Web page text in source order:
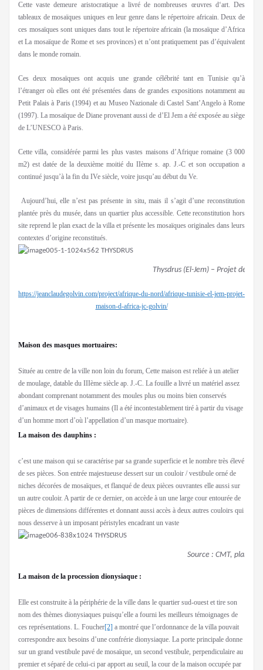
Cette vaste demeure aristocratique a livré de nombreuses œuvres d‘art. Des
tableaux de mosaïques uniques en leur genre dans le répertoire africain. Deux de
ces mosaïques sont uniques dans tout le répertoire africain (la mosaïque d’Africa
et La mosaïque de Rome et ses provinces) et n’ont pratiquement pas d’équivalent
dans le monde romain.
Ces deux mosaïques ont acquis une grande célébrité tant en Tunisie qu’à
l’étranger où elles ont été présentées dans de grandes expositions notamment au
Petit Palais à Paris (1994) et au Museo Nazionale di Castel Sant’Angelo à Rome
(1997). La mosaïque de Diane provenant aussi de d’El Jem a été exposée au siège
de L’UNESCO à Paris.
Cette villa, considérée parmi les plus vastes maisons d’Afrique romaine (3 000
m2) est datée de la deuxième moitié du IIème s. ap. J.-C et son occupation a
continué jusqu’à la fin du IVe siècle, voire jusqu’au début du Ve.
Aujourd’hui, elle n’est pas présente in situ, mais il s’agit d’une reconstitution
plantée près du musée, dans un quartier plus accessible. Cette reconstitution hors
site reprend le plan exact de la villa et présente les mosaïques originales dans leurs
contextes d’origine reconstitués.
Thysdrus (El-Jem) – Projet de
https://jeanclaudegolvin.com/project/afrique-du-nord/afrique-tunisie-el-jem-projet-
maison-d-africa-jc-golvin/
Maison des masques mortuaires:
Située au centre de la ville non loin du forum, Cette maison est reliée à un atelier
de moulage, datable du IIIème siècle ap. J.-C. La fouille a livré un matériel assez
abondant comprenant notamment des moules plus ou moins bien conservés
d’animaux et de visages humains (Il a été incontestablement tiré à partir du visage
d’un homme mort d’où l’appellation d’un masque mortuaire).
La maison des dauphins :
c’est une maison qui se caractérise par sa grande superficie et le nombre très élevé
de ses pièces. Son entrée majestueuse dessert sur un couloir / vestibule orné de
niches décorées de mosaïques, et flanqué de deux pièces ouvrantes elle aussi sur
un autre couloir. A partir de ce dernier, on accède à un une large cour entourée de
pièces de dimensions différentes et donnant aussi accès à deux autres couloirs qui
nous desserve à un imposant péristyles encadrant un vaste
Source : CMT, plans 5-6
La maison de la procession dionysiaque :
Elle est construite à la périphérie de la ville dans le quartier sud-ouest et tire son
nom des thèmes dionysiaques puisqu’elle a fourni les meilleurs témoignages de
ces représentations. L. Foucher[2] a montré que l’ordonnance de la villa pouvait
correspondre aux besoins d’une confrérie dionysiaque. La porte principale donne
sur un grand vestibule pavé de mosaïque, un second vestibule, perpendiculaire au
premier et séparé de celui-ci par apport au seuil, la cour de la maison occupée par